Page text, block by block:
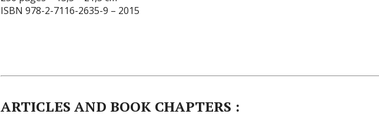
ISBN 978-2-7116-2635-9 – 2015
ARTICLES AND BOOK CHAPTERS :